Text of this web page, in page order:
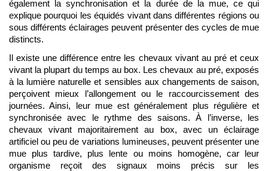
également la synchronisation et la durée de la mue, ce qui
explique pourquoi les équidés vivant dans différentes régions ou
sous différents éclairages peuvent présenter des cycles de mue
distincts.
Il existe une différence entre les chevaux vivant au pré et ceux
vivant la plupart du temps au box. Les chevaux au pré, exposés
à la lumière naturelle et sensibles aux changements de saison,
perçoivent mieux l’allongement ou le raccourcissement des
journées. Ainsi, leur mue est généralement plus régulière et
synchronisée avec le rythme des saisons. À l’inverse, les
chevaux vivant majoritairement au box, avec un éclairage
artificiel ou peu de variations lumineuses, peuvent présenter une
mue plus tardive, plus lente ou moins homogène, car leur
organisme reçoit des signaux moins précis sur les